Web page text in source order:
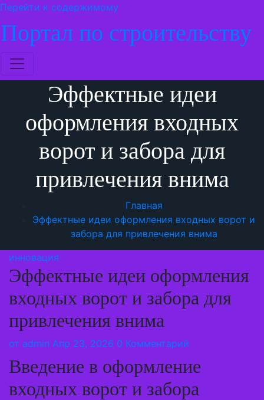
Перейти к содержимому
Портал по строительству
Эффектные идеи
оформления входных
ворот и забора для
привлечения внима
Главная
Эффектные идеи оформления входных ворот и
забора для привлечения внима
инновация
Эффектные идеи оформления
входных ворот и забора для
привлечения внима
от admin Апр 23, 2026 0 Комментарий
Введение в оформление
входных ворот и забора